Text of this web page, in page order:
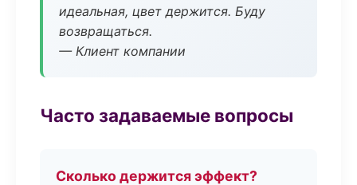
идеальная, цвет держится. Буду
возвращаться.
— Клиент компании
Часто задаваемые вопросы
Сколько держится эффект?